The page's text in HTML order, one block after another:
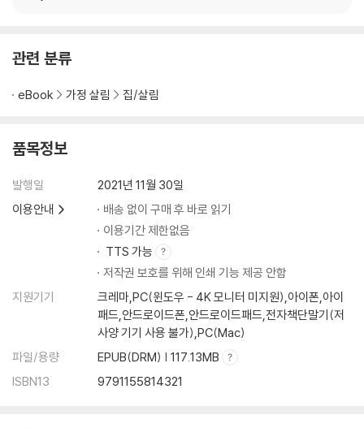
관련 분류
eBook 가정 살림 집/살림
품목정보
발행일
2021년 11월 30일
이용안내
배송 없이 구매 후 바로 읽기
이용기간 제한없음
TTS 가능
저작권 보호를 위해 인쇄 기능 제공 안함
지원기기
크레마,PC(윈도우 - 4K 모니터 미지원),아이폰,아이
패드,안드로이드폰,안드로이드패드,전자책단말기(저
사양 기기 사용 불가),PC(Mac)
파일/용량
EPUB(DRM) | 117.13MB
ISBN13
9791155814321